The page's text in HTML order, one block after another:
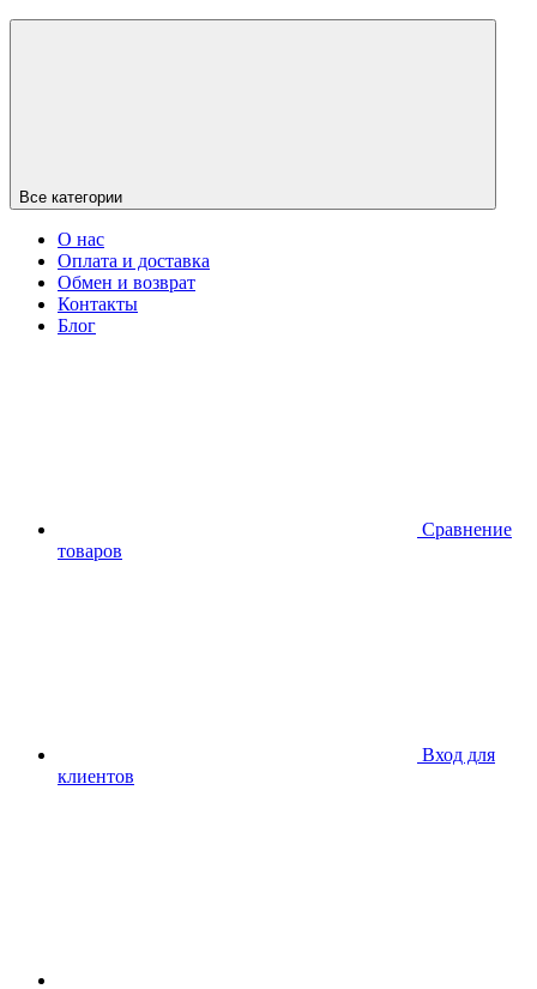
Все категории
О нас
Оплата и доставка
Обмен и возврат
Контакты
Блог
Сравнение
товаров
Вход для
клиентов